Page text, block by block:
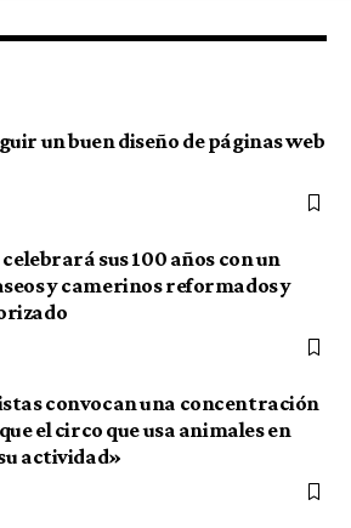
un buen diseño de páginas web
sus 100 años con un
y camerinos reformados y
convocan una concentración
el circo que usa animales en
actividad»